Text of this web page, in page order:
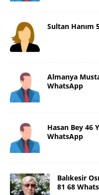
Sultan Hanım
Almanya
WhatsApp
Hasan Bey 46
WhatsApp
Balıkesir
81 68